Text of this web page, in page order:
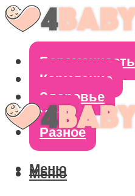
Беременность
Кормление
Здоровье
Уход
Разное
Меню
Меню